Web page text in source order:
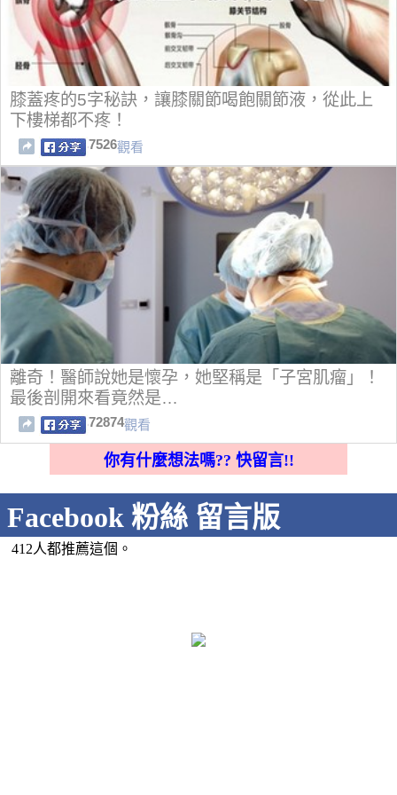
膝蓋疼的5字秘訣，讓膝關節喝飽關節液，從此上
下樓梯都不疼！
7526觀看
離奇！醫師說她是懷孕，她堅稱是「子宮肌瘤」！
最後剖開來看竟然是…
72874觀看
你有什麼想法嗎?? 快留言!!
Facebook 粉絲 留言版
412人都推薦這個。